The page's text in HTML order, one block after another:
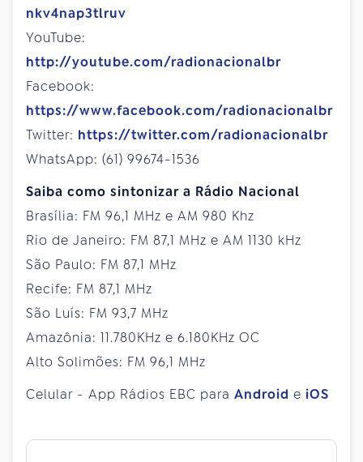
nkv4nap3tlruv
YouTube:
http://youtube.com/radionacionalbr
Facebook:
https://www.facebook.com/radionacionalbr
Twitter: https://twitter.com/radionacionalbr
WhatsApp: (61) 99674-1536
Saiba como sintonizar a Rádio Nacional
Brasília: FM 96,1 MHz e AM 980 Khz
Rio de Janeiro: FM 87,1 MHz e AM 1130 kHz
São Paulo: FM 87,1 MHz
Recife: FM 87,1 MHz
São Luís: FM 93,7 MHz
Amazônia: 11.780KHz e 6.180KHz OC
Alto Solimões: FM 96,1 MHz
Celular - App Rádios EBC para Android e iOS